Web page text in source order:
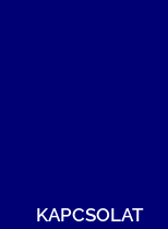
KAPCSOLAT